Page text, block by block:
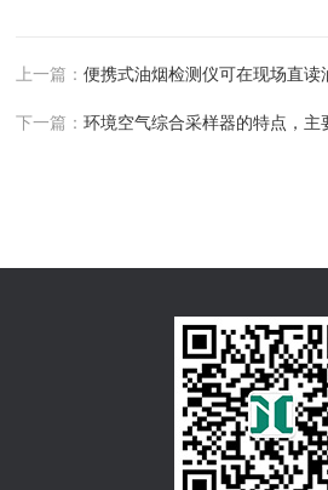
上一篇：便携式油烟检测仪可在现场直读
下一篇：环境空气综合采样器的特点，主